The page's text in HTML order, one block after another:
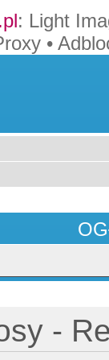
: Light
•
-